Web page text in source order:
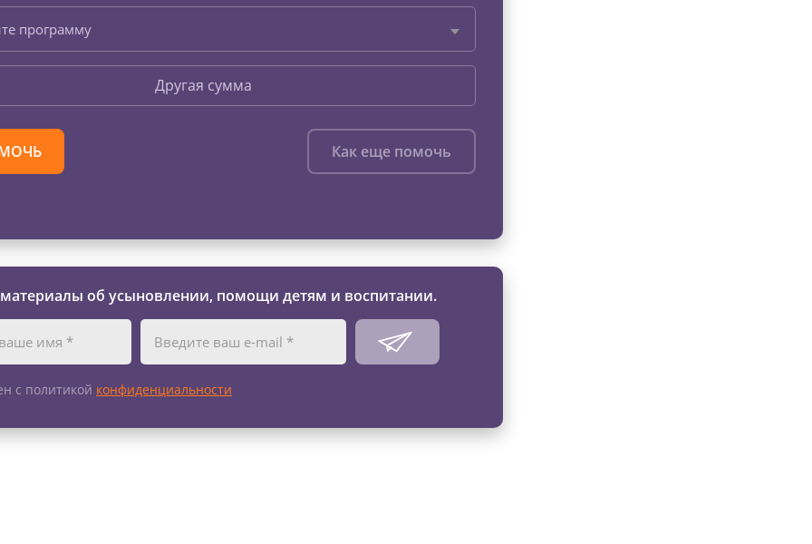
программу
Другая сумма
Как еще помочь
об усыновлении, помощи детям и воспитании.
с политикой конфиденциальности